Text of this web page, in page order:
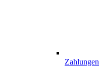
Zahlungen